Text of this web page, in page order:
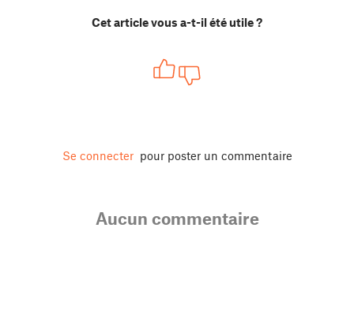
Cet article vous a-t-il été utile ?
Se connecter pour poster un commentaire
Aucun commentaire